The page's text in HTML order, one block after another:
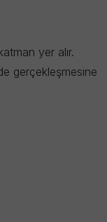
yer alır.
gerçekleşmesine